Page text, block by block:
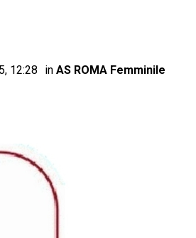
12:28 in AS ROMA Femminile
Roma Calcio Radio •